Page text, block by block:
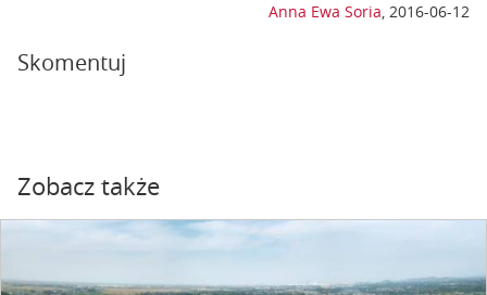
Anna Ewa Soria, 2016-06-12
Skomentuj
Zobacz także